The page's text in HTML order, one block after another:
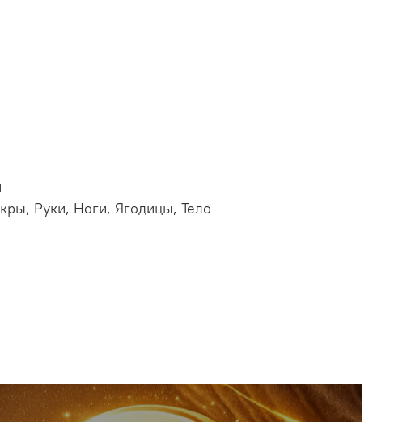
Руки, Ноги, Ягодицы, Тело